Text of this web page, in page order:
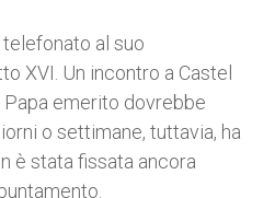
al suo
XVI. Un incontro a Castel
Papa emerito dovrebbe
o settimane, tuttavia, ha
è stata fissata ancora